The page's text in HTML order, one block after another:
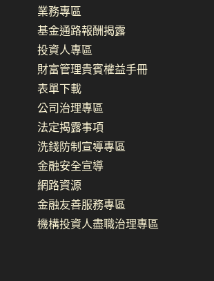
業務專區
基金通路報酬揭露
投資人專區
財富管理貴賓權益手冊
表單下載
公司治理專區
法定揭露事項
洗錢防制宣導專區
金融安全宣導
網路資源
金融友善服務專區
機構投資人盡職治理專區